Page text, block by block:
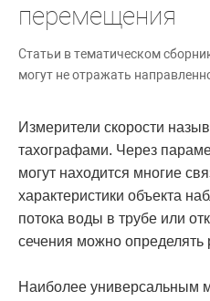
перемещения
Статьи в тематическом
могут не отражать
Измерители скорости
тахографами. Через
могут находится многие
характеристики объекта
потока воды в трубе или
сечения можно определять
Наиболее универсальным